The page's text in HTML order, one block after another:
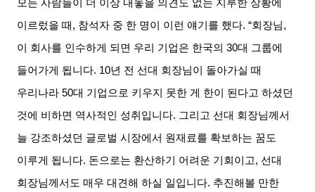
모든 사람들이 더 이상 내놓을 의견도 없는 지루한 상황에
이르렀을 때 , 참석자 중 한 명이 이런 얘기를 했다. “회장님,
이 회사를 인수하게 되면 우리 기업은 한국의 30대 그룹에
들어가게 됩니다. 10년 전 선대 회장님이 돌아가실 때
우리나라 50대 기업으로 키우지 못한 게 한이 된다고 하셨던
것에 비하면 역사적인 성취입니다. 그리고 선대 회장님께서
늘 강조하셨던 글로벌 시장에서 원재료를 확보하는 꿈도
이루게 됩니다. 돈으로는 환산하기 어려운 기회이고,선대
회장님께서도 매우 대견해 하실 일입니다. 추진해볼 만한